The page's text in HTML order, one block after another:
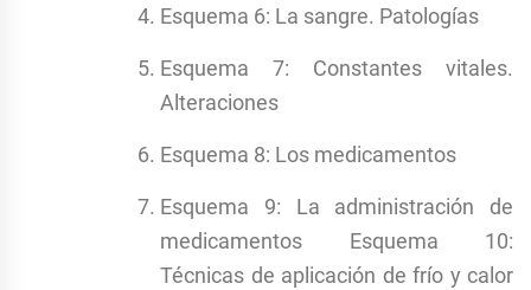
Esquema 6: La sangre. Patologías
Esquema 7: Constantes vitales.
Alteraciones
Esquema 8: Los medicamentos
Esquema 9: La administración de
medicamentos Esquema 10:
Técnicas de aplicación de frío y calor